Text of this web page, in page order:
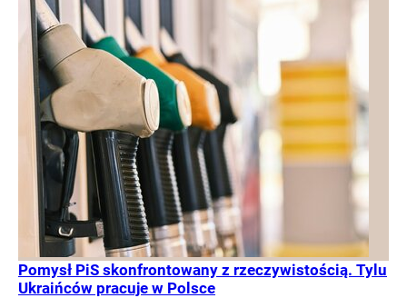
Pomysł PiS skonfrontowany z rzeczywistością. Tylu
Ukraińców pracuje w Polsce